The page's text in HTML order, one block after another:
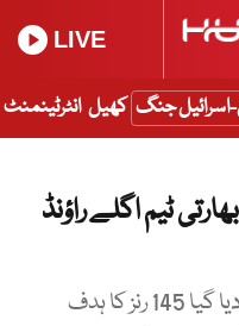
LIVE
اسرائیل جنگ کھیل انٹرٹینمنٹ
ٹیم اگلے راؤنڈ
بھارتی ٹیم نے نیپال کی جانب سے دیا گیا 145 رنز کا ہدف